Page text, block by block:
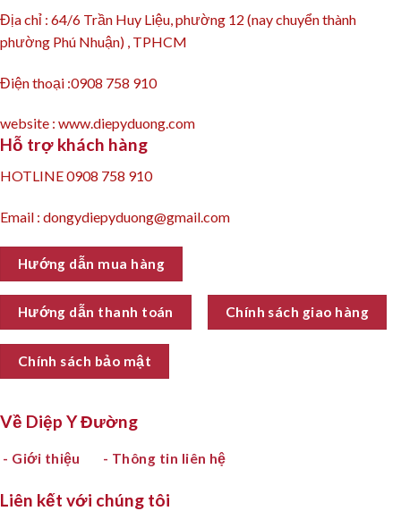
Địa chỉ : 64/6 Trần Huy Liệu, phường 12 (nay chuyển thành
phường Phú Nhuận) , TPHCM
Điện thoại :0908 758 910
website : www.diepyduong.com
Hỗ trợ khách hàng
HOTLINE 0908 758 910
Email : dongydiepyduong@gmail.com
Hướng dẫn mua hàng
Hướng dẫn thanh toán Chính sách giao hàng
Chính sách bảo mật
Về Diệp Y Đường
- Giới thiệu - Thông tin liên hệ
Liên kết với chúng tôi